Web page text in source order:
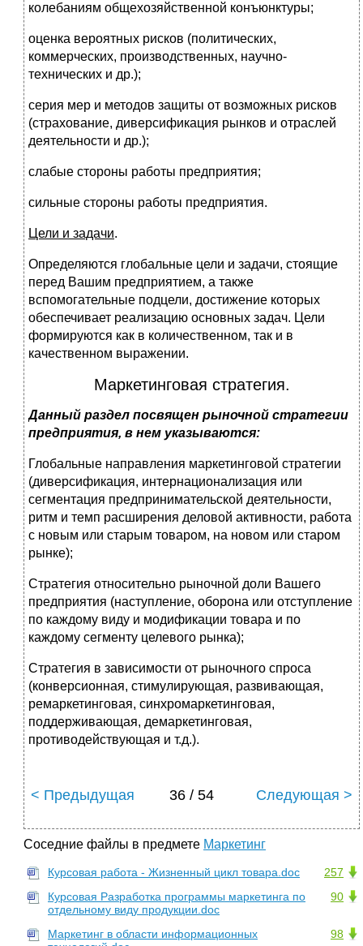
колебаниям общехозяйственной конъюнктуры;
оценка вероятных рисков (политических,
коммерческих, производственных, научно-
технических и др.);
серия мер и методов защиты от возможных рисков
(страхование, диверсификация рынков и отраслей
деятельности и др.);
слабые стороны работы предприятия;
сильные стороны работы предприятия.
Цели и задачи.
Определяются глобальные цели и задачи, стоящие
перед Вашим предприятием, а также
вспомогательные подцели, достижение которых
обеспечивает реализацию основных задач. Цели
формируются как в количественном, так и в
качественном выражении.
Маркетинговая стратегия.
Данный раздел посвящен рыночной стратегии
предприятия, в нем указываются:
Глобальные направления маркетинговой стратегии
(диверсификация, интернационализация или
сегментация предпринимательской деятельности,
ритм и темп расширения деловой активности, работа
с новым или старым товаром, на новом или старом
рынке);
Стратегия относительно рыночной доли Вашего
предприятия (наступление, оборона или отступление
по каждому виду и модификации товара и по
каждому сегменту целевого рынка);
Стратегия в зависимости от рыночного спроса
(конверсионная, стимулирующая, развивающая,
ремаркетинговая, синхромаркетинговая,
поддерживающая, демаркетинговая,
противодействующая и т.д.).
< Предыдущая 36 / 54 Следующая >
Соседние файлы в предмете Маркетинг
257
Курсовая работа - Жизненный цикл товара.doc
90
Курсовая Разработка программы маркетинга по
отдельному виду продукции.doc
98
Маркетинг в области информационных